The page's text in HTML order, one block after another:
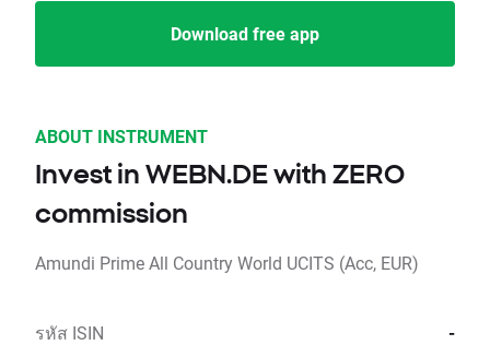
Download free app
ABOUT INSTRUMENT
Invest in WEBN.DE with ZERO
commission
Amundi Prime All Country World UCITS (Acc, EUR)
รหัส ISIN -